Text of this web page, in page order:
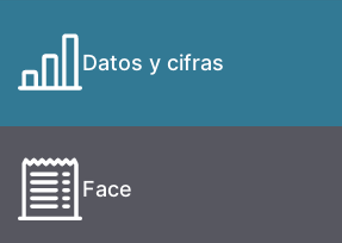
Datos y cifras
Face